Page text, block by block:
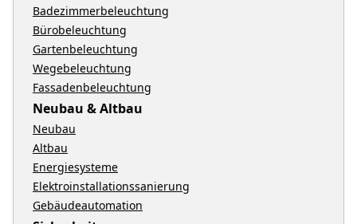
Badezimmerbeleuchtung
Bürobeleuchtung
Gartenbeleuchtung
Wegebeleuchtung
Fassadenbeleuchtung
Neubau & Altbau
Neubau
Altbau
Energiesysteme
Elektroinstallationssanierung
Gebäudeautomation